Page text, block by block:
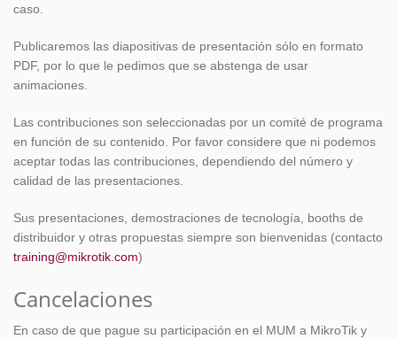
caso.
Publicaremos las diapositivas de presentación sólo en formato
PDF, por lo que le pedimos que se abstenga de usar
animaciones.
Las contribuciones son seleccionadas por un comité de programa
en función de su contenido. Por favor considere que ni podemos
aceptar todas las contribuciones, dependiendo del número y
calidad de las presentaciones.
Sus presentaciones, demostraciones de tecnología, booths de
distribuidor y otras propuestas siempre son bienvenidas (contacto
training@mikrotik.com)
Cancelaciones
En caso de que pague su participación en el MUM a MikroTik y